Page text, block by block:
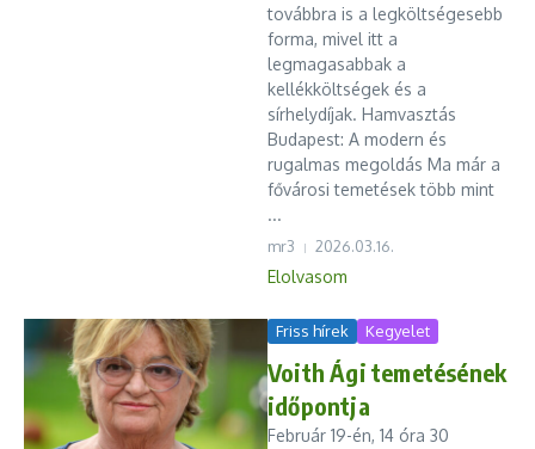
továbbra is a legköltségesebb
forma, mivel itt a
legmagasabbak a
kellékköltségek és a
sírhelydíjak. Hamvasztás
Budapest: A modern és
rugalmas megoldás Ma már a
fővárosi temetések több mint
...
mr3 2026.03.16.
Elolvasom
Friss hírek Kegyelet
Voith Ági temetésének
időpontja
Február 19-én, 14 óra 30